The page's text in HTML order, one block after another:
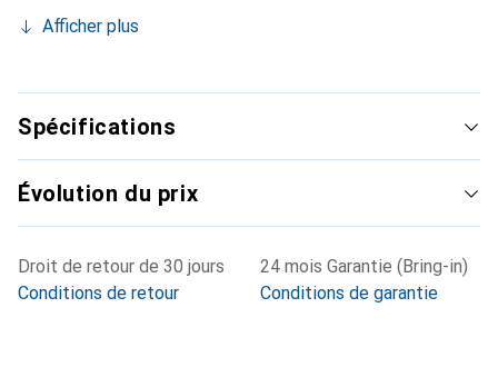
smartphone. La marque Noreve est reconnue
est toujours un bon choix pour le client exigeant.
Afficher plus
Spécifications
Évolution du prix
Droit de retour de 30 jours
Conditions de retour
24 mois Garantie (Bring-in)
Conditions de garantie